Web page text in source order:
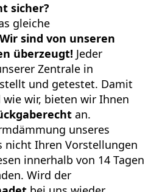
sicher?
gleiche
Wir sind von unseren
überzeugt! Jeder
Zentrale in
und getestet. Damit
wie wir, bieten wir Ihnen
an.
unseres
nicht Ihren Vorstellungen
innerhalb von 14 Tagen
Wird der